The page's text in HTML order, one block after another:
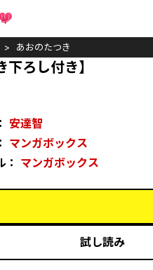
あおのたつき
ろし付き】
安達智
マンガボックス
： マンガボックス
試し読み